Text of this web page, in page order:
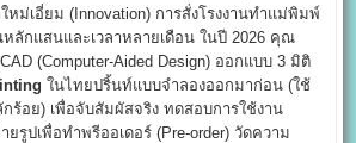
ม่เอี่ยม (Innovation) การสั่งโรงงานทำแม่พิมพ์
หลักแสนและเวลาหลายเดือน ในปี 2026 คุณ
(Computer-Aided Design) ออกแบบ 3 มิติ
ในไทยปริ้นท์แบบจำลองออกมาก่อน (ใช้
ร้อย) เพื่อจับสัมผัสจริง ทดสอบการใช้งาน
ยรูปเพื่อทำพรีออเดอร์ (Pre-order) วัดความ